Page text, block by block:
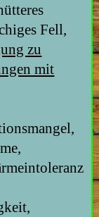
Fell,
zu
mit